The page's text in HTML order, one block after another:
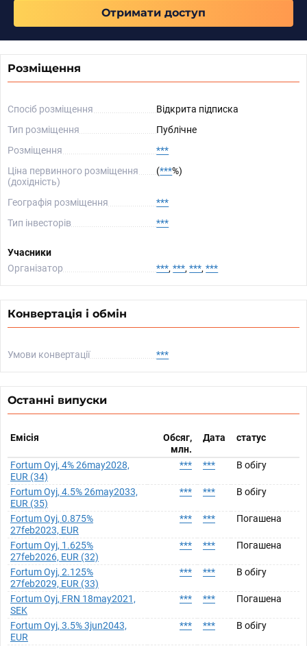
Отримати доступ
Розміщення
Спосіб розміщення
Відкрита підписка
Тип розміщення
Публічне
Розміщення
***
Ціна первинного розміщення
(дохідність)
(***%)
Географія розміщення
***
Тип інвесторів
***
Учасники
Організатор
***, ***, ***, ***
Конвертація і обмін
Умови конвертації ***
Останні випуски
Емісія
Обсяг,
млн.
Дата статус
Fortum Oyj, 4% 26may2028,
EUR (34)
*** *** В обігу
Fortum Oyj, 4.5% 26may2033,
EUR (35)
*** *** В обігу
Fortum Oyj, 0.875%
27feb2023, EUR
*** *** Погашена
Fortum Oyj, 1.625%
27feb2026, EUR (32)
*** *** Погашена
Fortum Oyj, 2.125%
27feb2029, EUR (33)
*** *** В обігу
Fortum Oyj, FRN 18may2021,
SEK
*** *** Погашена
Fortum Oyj, 3.5% 3jun2043,
EUR
*** *** В обігу